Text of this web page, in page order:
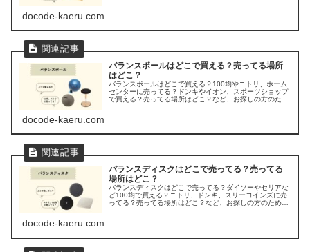
docode-kaeru.com
バランスボールはどこで買える？売ってる場所
はどこ？
バランスボールはどこで買える？100均やニトリ、ホーム
センターに売ってる？ドンキやイオン、スポーツショップ
で買える？売ってる場所はどこ？など、お探しの方のため
docode-kaeru.com
バランスディスクはどこで売ってる？売ってる
場所はどこ？
バランスディスクはどこで売ってる？ダイソーやセリアな
ど100均で買える？ニトリ、ドンキ、スリーコインズに売
ってる？売ってる場所はどこ？など、お探しの方のため
docode-kaeru.com